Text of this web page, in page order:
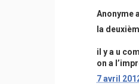
Anonyme
la
il y a u
on a
7 avril